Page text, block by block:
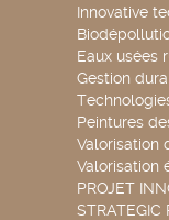
Innovative
Eaux usées
Gestion
Peintures
Valorisation
Valorisation
PROJET
STRATEGIC